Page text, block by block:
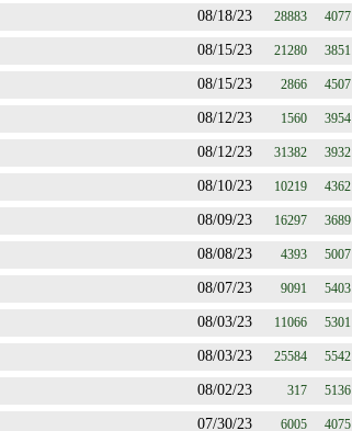
08/18/23 28883 4077
08/15/23 21280 3851
08/15/23 2866 4507
08/12/23 1560 3954
08/12/23 31382 3932
08/10/23 10219 4362
08/09/23 16297 3689
08/08/23 4393 5007
08/07/23 9091 5403
08/03/23 11066 5301
08/03/23 25584 5542
08/02/23 317 5136
07/30/23 6005 4075